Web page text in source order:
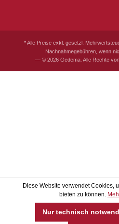
* Alle Preise exkl. gesetzl.
Nachnahmegebühren, wenn
— © 2026 Gedema. Alle Rechte
Diese Website verwendet Cookies,
bieten zu können.
Nur technisch